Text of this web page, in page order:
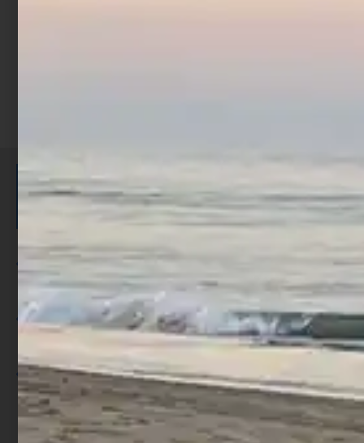
ISCRIVITI E RICEVI 3,50€ DI
SCONTO >
Per ogni acquisto accumuli ulteriori
punti;
Utilizza i punti per ricevere uno
I punti sono indicati nella pagina
prodotto;